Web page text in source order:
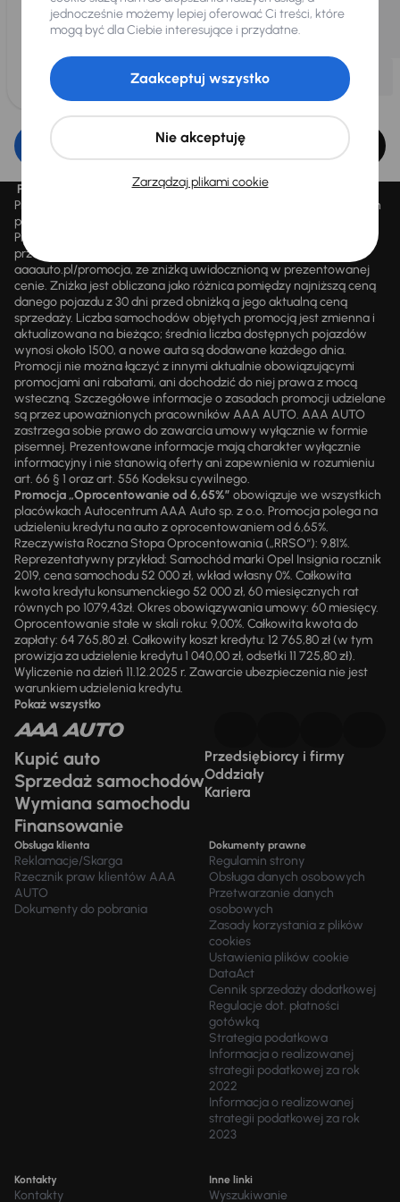
Edytuj filtr
Promocja „Letnie przeceny aż 1500 aut”
Promocja „Letnie przeceny aż 1500 aut” obowiązuje we wszystkich
placówkach Autocentrum AAA AUTO Sp. z o.o. („AAA AUTO”).
Promocja polega na możliwości nabycia wybranych pojazdów
przecenionych, wskazanych w serwisie internetowym
aaaauto.pl/promocja, ze zniżką uwidocznioną w prezentowanej
cenie. Zniżka jest obliczana jako różnica pomiędzy najniższą ceną
danego pojazdu z 30 dni przed obniżką a jego aktualną ceną
sprzedaży. Liczba samochodów objętych promocją jest zmienna i
aktualizowana na bieżąco; średnia liczba dostępnych pojazdów
wynosi około 1500, a nowe auta są dodawane każdego dnia.
Promocji nie można łączyć z innymi aktualnie obowiązującymi
promocjami ani rabatami, ani dochodzić do niej prawa z mocą
wsteczną. Szczegółowe informacje o zasadach promocji udzielane
są przez upoważnionych pracowników AAA AUTO. AAA AUTO
zastrzega sobie prawo do zawarcia umowy wyłącznie w formie
pisemnej. Prezentowane informacje mają charakter wyłącznie
informacyjny i nie stanowią oferty ani zapewnienia w rozumieniu
art. 66 § 1 oraz art. 556 Kodeksu cywilnego.
Promocja „Oprocentowanie od 6,65%” obowiązuje we wszystkich
placówkach Autocentrum AAA Auto sp. z o.o. Promocja polega na
udzieleniu kredytu na auto z oprocentowaniem od 6,65%.
Rzeczywista Roczna Stopa Oprocentowania („RRSO“): 9,81%.
Reprezentatywny przykład: Samochód marki Opel Insignia rocznik
2019, cena samochodu 52 000 zł, wkład własny 0%. Całkowita
kwota kredytu konsumenckiego 52 000 zł, 60 miesięcznych rat
równych po 1079,43zł. Okres obowiązywania umowy: 60 miesięcy.
Oprocentowanie stałe w skali roku: 9,00%. Całkowita kwota do
zapłaty: 64 765,80 zł. Całkowity koszt kredytu: 12 765,80 zł (w tym
prowizja za udzielenie kredytu 1 040,00 zł, odsetki 11 725,80 zł).
Wyliczenie na dzień 11.12.2025 r. Zawarcie ubezpieczenia nie jest
warunkiem udzielenia kredytu.
Pokaż wszystko
Kupić auto
Sprzedaż samochodów
Wymiana samochodu
Finansowanie
Przedsiębiorcy i firmy
Oddziały
Kariera
Obsługa klienta
Reklamacje/Skarga
Rzecznik praw klientów AAA
AUTO
Dokumenty do pobrania
Dokumenty prawne
Regulamin strony
Obsługa danych osobowych
Przetwarzanie danych
osobowych
Zasady korzystania z plików
cookies
Ustawienia plików cookie
DataAct
Cennik sprzedaży dodatkowej
Regulacje dot. płatności
gotówką
Strategia podatkowa
Informacja o realizowanej
strategii podatkowej za rok
2022
Informacja o realizowanej
strategii podatkowej za rok
2023
Kontakty
Kontakty
Inne linki
Wyszukiwanie
jednocześnie możemy lepiej oferować Ci treści, które
mogą być dla Ciebie interesujące i przydatne.
Zarządzaj plikami cookie
Nie akceptuję
Zaakceptuj wszystko